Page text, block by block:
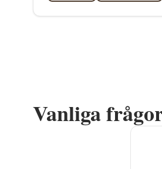
Vanliga